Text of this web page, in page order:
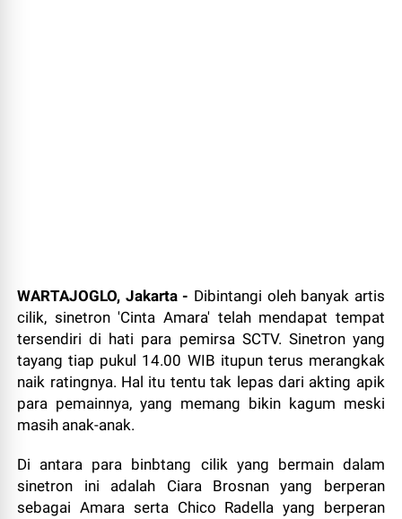
WARTAJOGLO, Jakarta - Dibintangi oleh banyak artis
cilik, sinetron 'Cinta Amara' telah mendapat tempat
tersendiri di hati para pemirsa SCTV. Sinetron yang
tayang tiap pukul 14.00 WIB itupun terus merangkak
naik ratingnya. Hal itu tentu tak lepas dari akting apik
para pemainnya, yang memang bikin kagum meski
masih anak-anak.
Di antara para binbtang cilik yang bermain dalam
sinetron ini adalah Ciara Brosnan yang berperan
sebagai Amara serta Chico Radella yang berperan